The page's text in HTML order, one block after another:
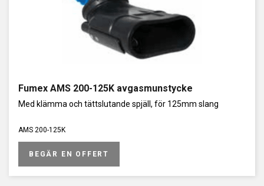
Fumex AMS 200-125K avgasmunstycke
Med klämma och tättslutande spjäll, för 125mm slang
AMS 200-125K
BEGÄR EN OFFERT